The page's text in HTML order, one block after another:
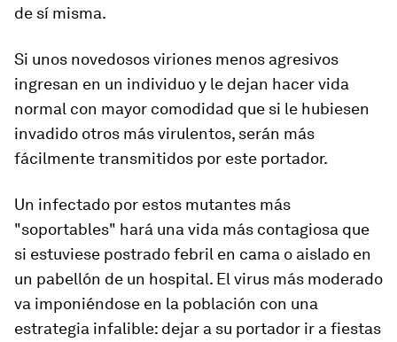
de sí misma.
Si unos novedosos viriones menos agresivos
ingresan en un individuo y le dejan hacer vida
normal con mayor comodidad que si le hubiesen
invadido otros más virulentos, serán más
fácilmente transmitidos por este portador.
Un infectado por estos mutantes más
"soportables" hará una vida más contagiosa que
si estuviese postrado febril en cama o aislado en
un pabellón de un hospital. El virus más moderado
va imponiéndose en la población con una
estrategia infalible: dejar a su portador ir a fiestas